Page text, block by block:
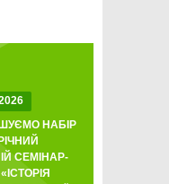
НАБІР
СЕМІНАР-